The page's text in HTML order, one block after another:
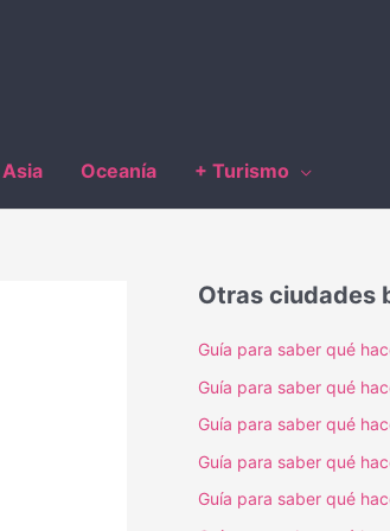
Asia Oceanía + Turismo
Otras ciudades
Guía para saber qué
Guía para saber qué
Guía para saber qué
Guía para saber qué
Guía para saber qué